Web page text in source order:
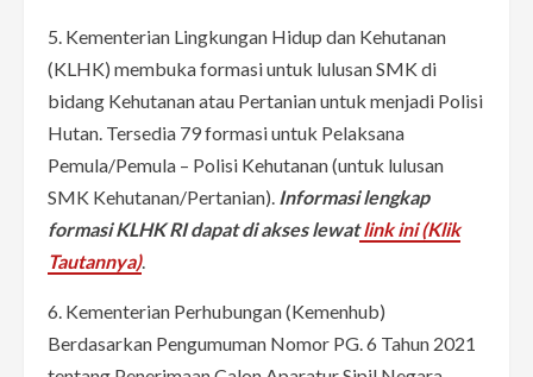
5. Kementerian Lingkungan Hidup dan Kehutanan
(KLHK) membuka formasi untuk lulusan SMK di
bidang Kehutanan atau Pertanian untuk menjadi Polisi
Hutan. Tersedia 79 formasi untuk Pelaksana
Pemula/Pemula – Polisi Kehutanan (untuk lulusan
SMK Kehutanan/Pertanian). Informasi lengkap
formasi KLHK RI dapat di akses lewatlink ini (Klik
Tautannya).
6. Kementerian Perhubungan (Kemenhub)
Berdasarkan Pengumuman Nomor PG. 6 Tahun 2021